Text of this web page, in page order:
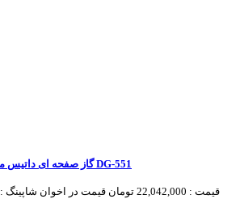
گاز صفحه ای داتیس مدل DG-551
قیمت : 22,042,000 تومان قیمت در اخوان شاپینگ :